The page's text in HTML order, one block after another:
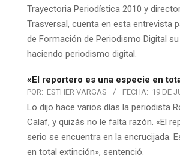
Trayectoria Periodística 2010 y
Trasversal, cuenta en esta entrevista
de Formación de Periodismo Digital
haciendo periodismo digital.
«El reportero es una especie en
POR: ESTHER VARGAS FECHA: 19 DE
Lo dijo hace varios días la periodista
Calaf, y quizás no le falta razón. «El
serio se encuentra en la encrucijada.
en total extinción», sentenció.